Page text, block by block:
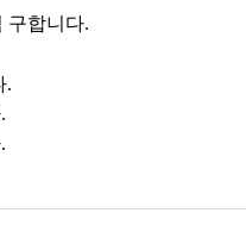
구합니다.
.